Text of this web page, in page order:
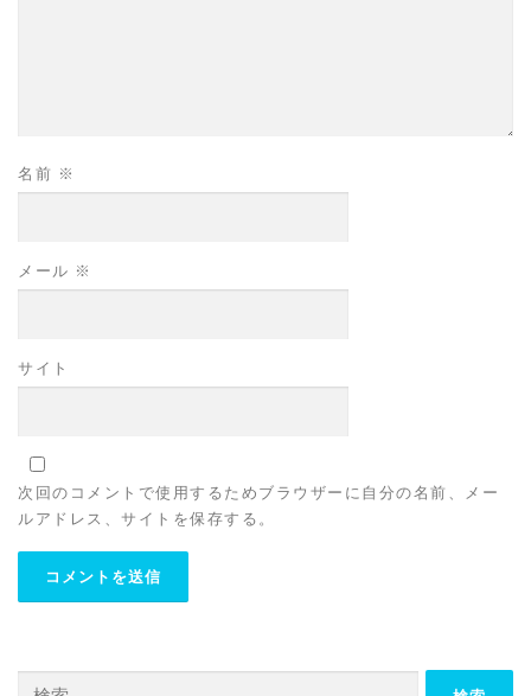
名前 ※
メール ※
サイト
次回のコメントで使用するためブラウザーに自分の名前、メー
ルアドレス、サイトを保存する。